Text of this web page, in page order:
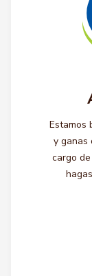
Estamos
y ganas
cargo de